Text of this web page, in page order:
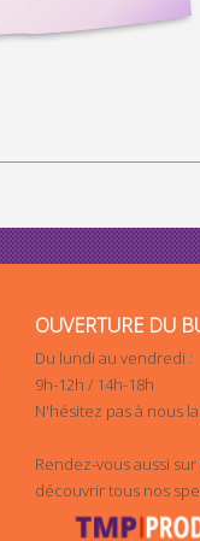
OUVERTURE DU
Du lundi au vendredi :
9h-12h / 14h-18h
N'hésitez pas à nous
Rendez-vous aussi sur
découvrir tous nos